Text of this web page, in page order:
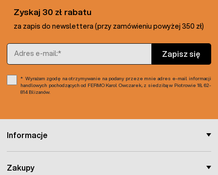
Informacje
Zakupy
Zyskaj 30 zł rabatu
za zapis do newslettera (przy zamówieniu powyżej 350 zł)
Adres e-mail
Zapisz się
Wyrażam zgodę na otrzymywanie na podany przeze mnie adres e-mail informacji
handlowych pochodzących od FERMO Karol Owczarek, z siedzibą w Piotrowie 18, 62-
814 Blizanów.